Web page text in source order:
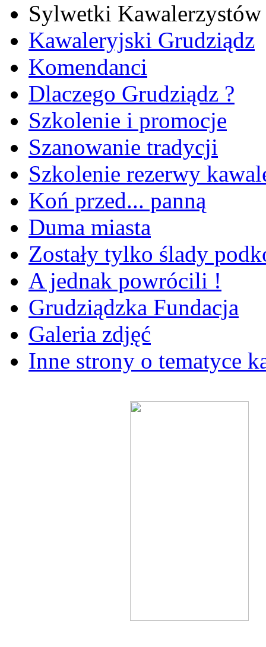
Sylwetki Kawalerzystów
Kawaleryjski Grudziądz
Komendanci
Dlaczego Grudziądz ?
Szkolenie i promocje
Szanowanie tradycji
Szkolenie rezerwy
Koń przed... panną
Duma miasta
Zostały tylko ślady
A jednak powrócili !
Grudziądzka Fundacja
Galeria zdjęć
Inne strony o tematyce